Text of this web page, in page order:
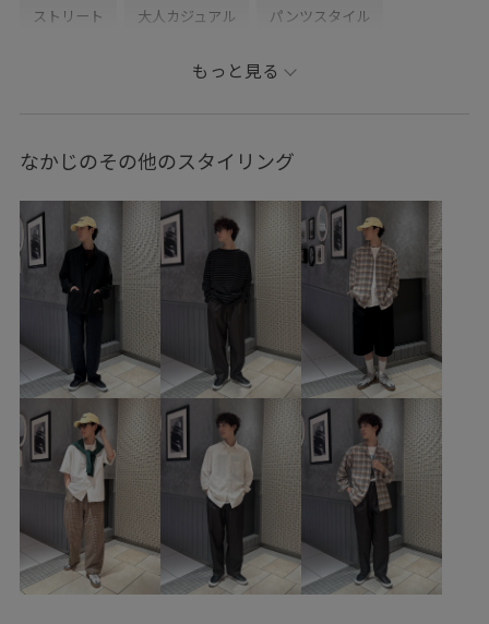
ストリート 大人カジュアル パンツスタイル
シンプルコーデ
シャツ/ブラウス パンツ
BFA36000 GKG16050 GKX16060 GMS06260
2025_49W_BO 2025_52W_BO 26ss_act
homme_ex_2026 MSpecial_pickup
summerlook_act summerlook_frenchlinen
お手入れしやすい ふくらみ インソール
イージーケア ウエストがゴム オーバーサイズ
カジュアル コットン シャツ
スタイリッシュ ストレスフリー ストレッチ性
スリッポン スーピマコットン フィット感 ブルゾン
もっと見る
なかじのその他のスタイリング